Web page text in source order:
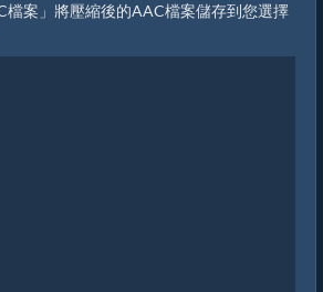
檔案」將壓縮後的AAC檔案儲存到您選擇